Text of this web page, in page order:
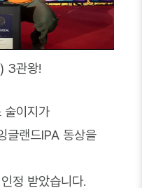
3관왕!
술이지가
글랜드IPA 동상을
정 받았습니다.